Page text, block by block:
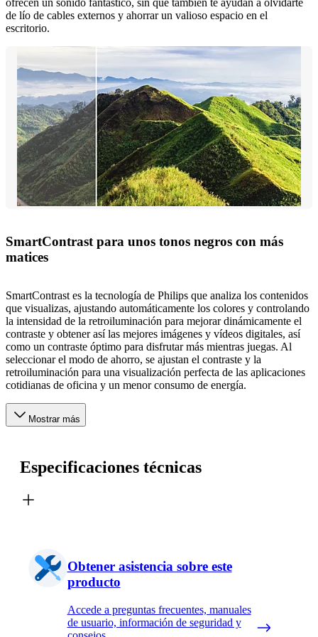
ofrecen un sonido fantástico, sin que también te ayudan a olvidarte
de lío de cables externos y ahorrar un valioso espacio en el
escritorio.
SmartContrast para unos tonos negros con más
matices
SmartContrast es la tecnología de Philips que analiza los contenidos
que visualizas, ajustando automáticamente los colores y controlando
la intensidad de la retroiluminación para mejorar dinámicamente el
contraste y obtener así las mejores imágenes y vídeos digitales, así
como un contraste óptimo para disfrutar más mientras juegas. Al
seleccionar el modo de ahorro, se ajustan el contraste y la
retroiluminación para una visualización perfecta de las aplicaciones
cotidianas de oficina y un menor consumo de energía.
Mostrar más
Especificaciones técnicas
Obtener asistencia sobre este
producto
Accede a preguntas frecuentes, manuales
de usuario, información de seguridad y